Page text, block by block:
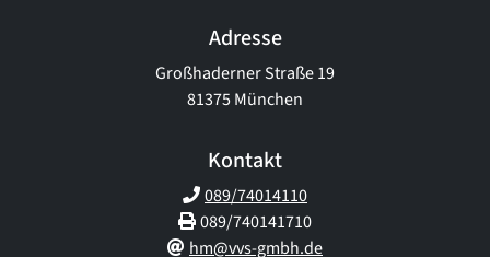
Adresse
Großhaderner Straße 19
81375 München
Kontakt
089/74014110
089/740141710
hm@vvs-gmbh.de